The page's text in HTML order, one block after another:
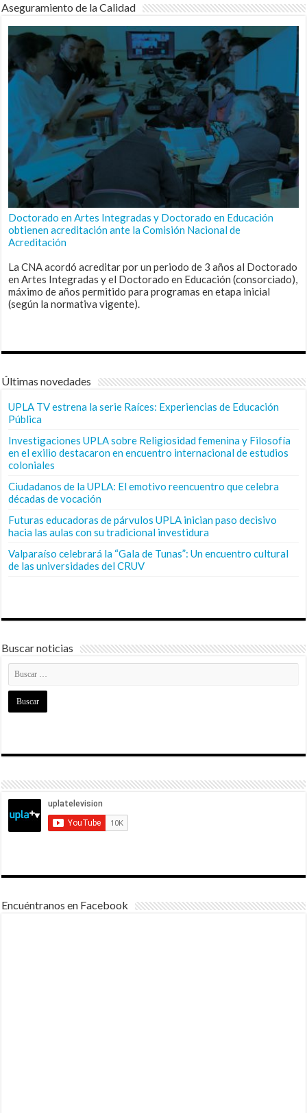
Aseguramiento de la Calidad
Doctorado en Artes Integradas y Doctorado en Educación
obtienen acreditación ante la Comisión Nacional de
Acreditación
La CNA acordó acreditar por un periodo de 3 años al Doctorado
en Artes Integradas y el Doctorado en Educación (consorciado),
máximo de años permitido para programas en etapa inicial
(según la normativa vigente).
Últimas novedades
UPLA TV estrena la serie Raíces: Experiencias de Educación
Pública
Investigaciones UPLA sobre Religiosidad femenina y Filosofía
en el exilio destacaron en encuentro internacional de estudios
coloniales
Ciudadanos de la UPLA: El emotivo reencuentro que celebra
décadas de vocación
Futuras educadoras de párvulos UPLA inician paso decisivo
hacia las aulas con su tradicional investidura
Valparaíso celebrará la “Gala de Tunas”: Un encuentro cultural
de las universidades del CRUV
Buscar noticias
Encuéntranos en Facebook